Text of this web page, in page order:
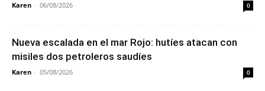
Karen - 06/08/2026 0
Nueva escalada en el mar Rojo: hutíes atacan con
misiles dos petroleros saudíes
Karen - 05/08/2026 0